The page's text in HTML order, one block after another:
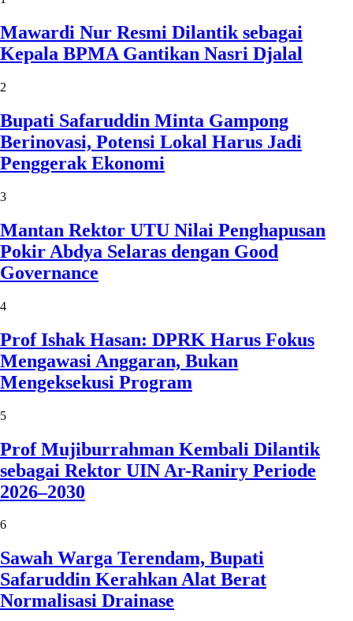
Mawardi Nur Resmi Dilantik sebagai
Kepala BPMA Gantikan Nasri Djalal
2
Bupati Safaruddin Minta Gampong
Berinovasi, Potensi Lokal Harus Jadi
Penggerak Ekonomi
3
Mantan Rektor UTU Nilai Penghapusan
Pokir Abdya Selaras dengan Good
Governance
4
Prof Ishak Hasan: DPRK Harus Fokus
Mengawasi Anggaran, Bukan
Mengeksekusi Program
5
Prof Mujiburrahman Kembali Dilantik
sebagai Rektor UIN Ar-Raniry Periode
2026–2030
6
Sawah Warga Terendam, Bupati
Safaruddin Kerahkan Alat Berat
Normalisasi Drainase